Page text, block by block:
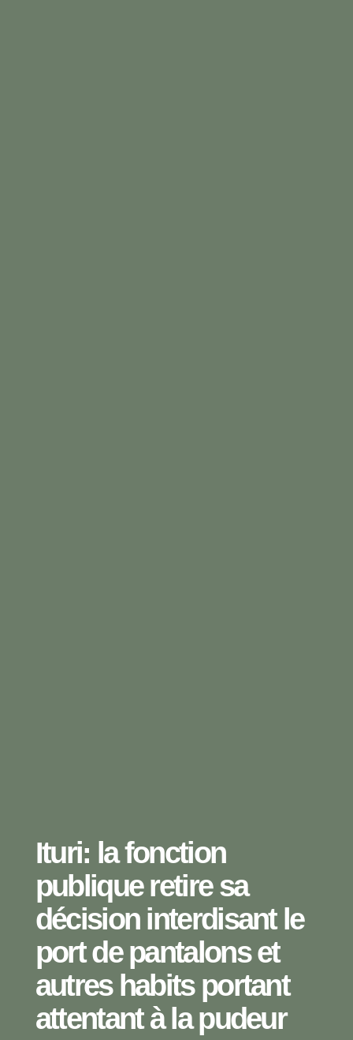
Ituri: la fonction
publique retire sa
décision interdisant le
port de pantalons et
autres habits portant
attentant à la pudeur